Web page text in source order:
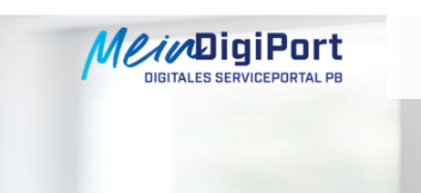
Digitales Serviceportal
Zur Hauptnavigation
Zum Inhalt
Zum Footer